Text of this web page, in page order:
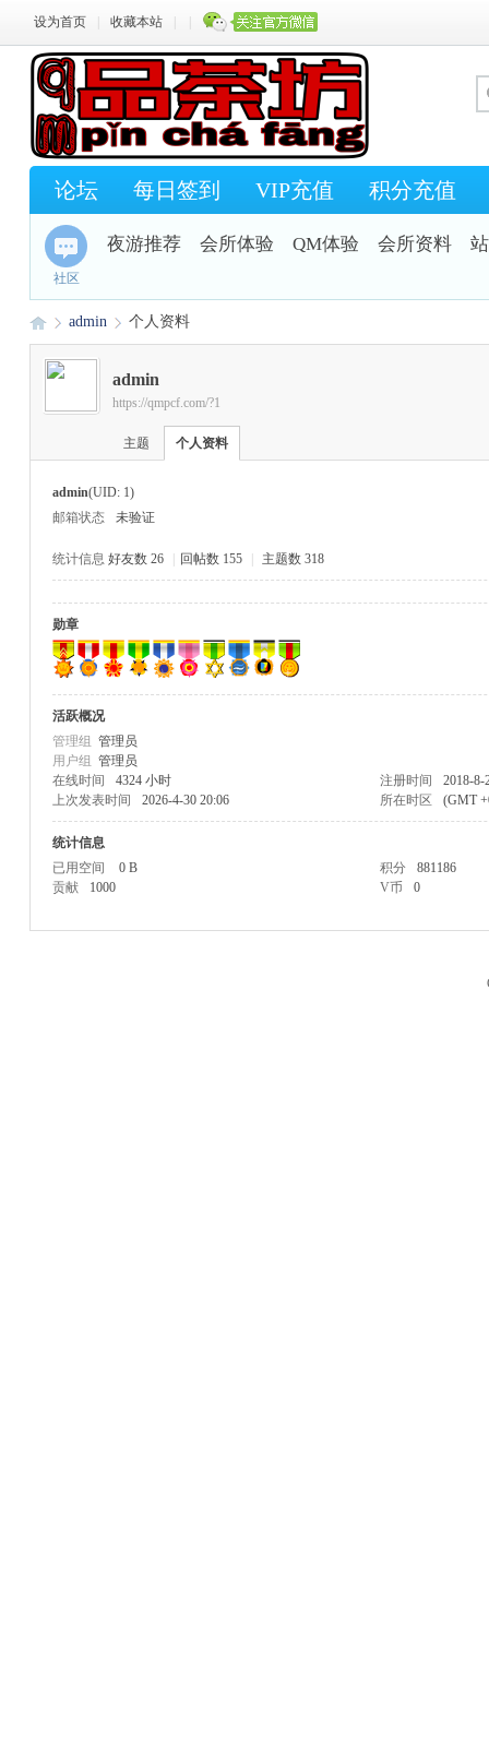
设为首页 收藏本站
论坛 每日签到 VIP充值 积分充值
社区
夜游推荐 会所体验 QM体验 会所资料
›
admin 个人资料
admin
https://qmpcf.com/?1
主题 个人资料
admin(UID: 1)
邮箱状态
未验证
统计信息 好友数 26 回帖数 155 主题数 318
勋章
活跃概况
管理组 管理员
用户组 管理员
在线时间
4324 小时 注册时间
2018-8-
上次发表时间
2026-4-30 20:06 所在时区 (GMT
统计信息
已用空间
0 B 积分
881186
贡献
1000 V币 0